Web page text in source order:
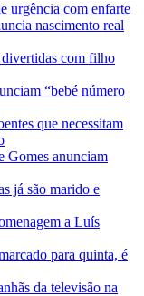
urgência com enfarte
nascimento real
com filho
“bebé número
que necessitam
Gomes anunciam
já são marido e
a Luís
para quinta, é
da televisão na